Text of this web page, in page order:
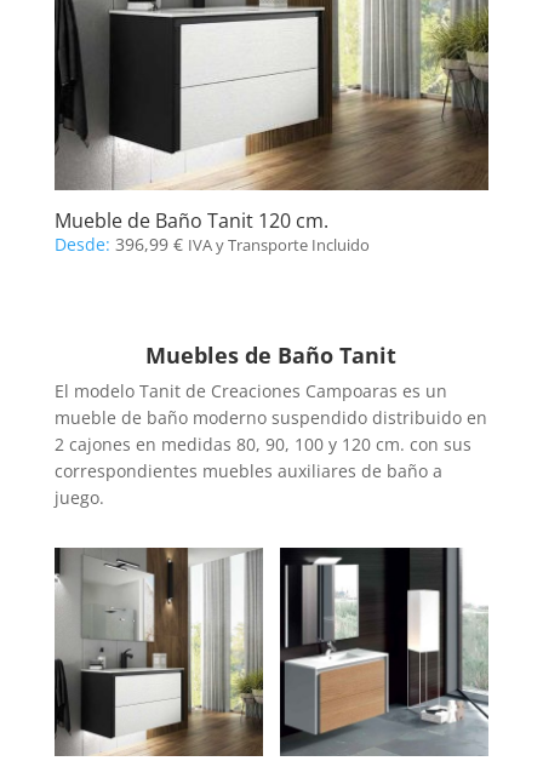
Mueble de Baño Tanit 120 cm.
Desde: 396,99 € IVA y Transporte Incluido
Muebles de Baño Tanit
El modelo Tanit de Creaciones Campoaras es un
mueble de baño moderno suspendido distribuido en
2 cajones en medidas 80, 90, 100 y 120 cm. con sus
correspondientes muebles auxiliares de baño a
juego.